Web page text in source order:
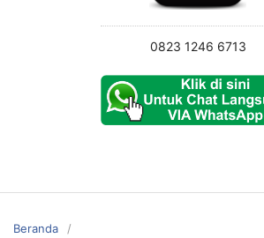
0823 1246 6713
Beranda